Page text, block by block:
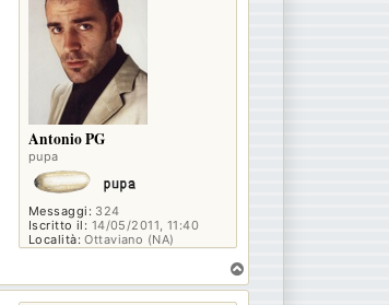
Antonio PG
pupa
Messaggi: 324
Iscritto il: 14/05/2011, 11:40
Località: Ottaviano (NA)
o